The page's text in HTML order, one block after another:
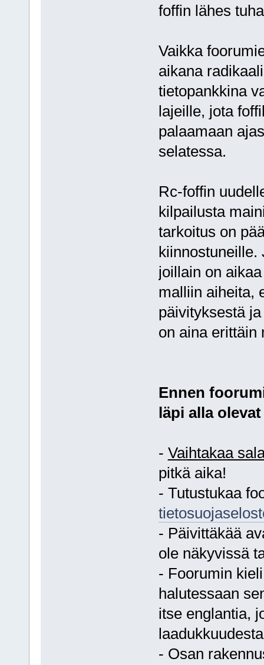
foffin lähes
Vaikka
aikana
tietopankkina
lajeille, jota
palaamaan
selatessa.
Rc-foffin
kilpailusta
tarkoitus on
kiinnostuneille.
joillain on
malliin aiheita,
päivityksestä
on aina erittäin
Ennen
läpi alla
- Vaihtakaa
pitkä aika!
- Tutustukaa
- Päivittäkää
ole näkyvissä
- Foorumin
halutessaan
itse englantia,
laadukkuudesta
- Osan